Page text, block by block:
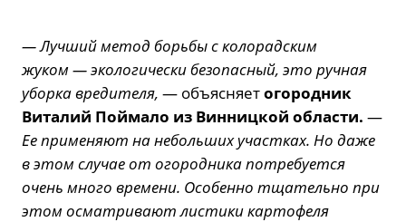
— Лучший метод борьбы с колорадским
жуком — экологически безопасный, это ручная
уборка вредителя, — объясняетогородник
Виталий Поймало из Винницкой области. —
Ее применяют на небольших участках. Но даже
в этом случае от огородника потребуется
очень много времени. Особенно тщательно при
этом осматривают листики картофеля